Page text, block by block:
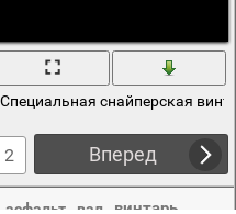
Специальная снайперская
Вперед
2
асфальт вал винтарь